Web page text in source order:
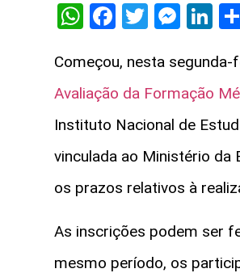
WhatsApp
Facebook
Twitter
Começou, nesta
Avaliação da Formação
Instituto Nacional de
vinculada ao Ministério da
os prazos relativos à
As inscrições podem ser
mesmo período, os